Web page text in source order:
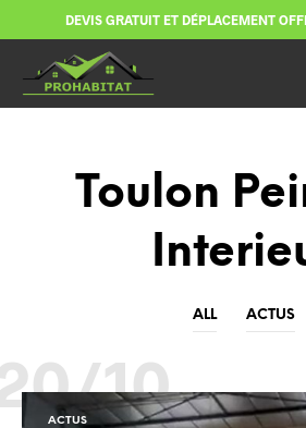
DEVIS GRATUIT ET DÉPLACEMENT
Toulon
ALL ACTUS
10
ACTUS